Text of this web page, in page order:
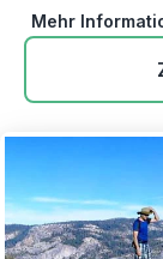
Mehr